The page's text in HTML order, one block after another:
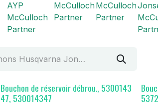
AYP
McCulloch
Partner
McCulloch
Partner
McCulloch
Partner
Bouchon de réservoir débrou., 5300143
47, 530014347